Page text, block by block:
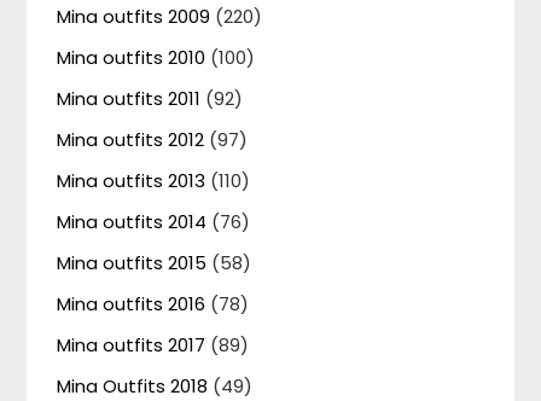
Mina outfits 2009 (220)
Mina outfits 2010 (100)
Mina outfits 2011 (92)
Mina outfits 2012 (97)
Mina outfits 2013 (110)
Mina outfits 2014 (76)
Mina outfits 2015 (58)
Mina outfits 2016 (78)
Mina outfits 2017 (89)
Mina Outfits 2018 (49)